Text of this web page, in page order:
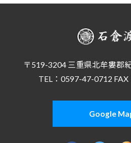
〒519-3204 三重県北牟婁郡
TEL：0597-47-0712
Google